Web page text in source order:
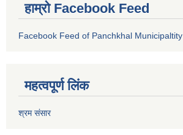
हाम्रो Facebook Feed
Facebook Feed of Panchkhal Municipaltity
महत्वपूर्ण लिंक
श्रम संसार